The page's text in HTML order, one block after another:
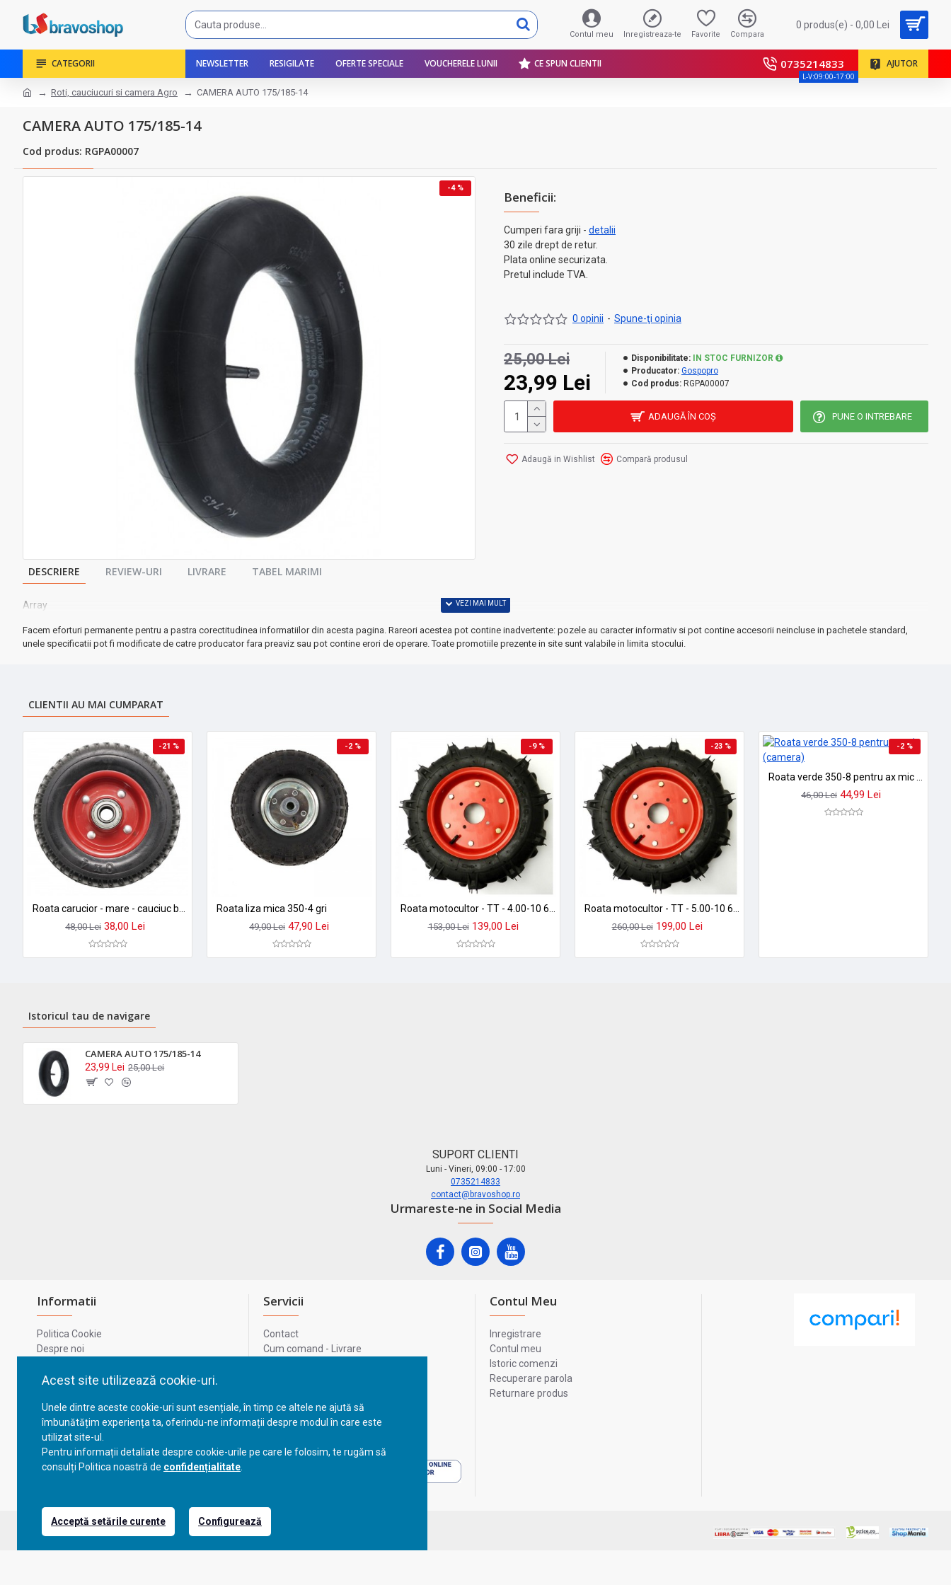
Acest site utilizează cookie-uri.
Unele dintre aceste cookie-uri sunt esențiale, în timp ce altele ne ajută să
îmbunătățim experiența ta, oferindu-ne informații despre modul în care este
utilizat site-ul.
Pentru informații detaliate despre cookie-urile pe care le folosim, te rugăm să
consulți Politica noastră de confidențialitate
Acceptă setările curente Configurează
Contul meu Inregistreaza-te Favorite Compara
0 produs(e) - 0,00 Lei
CATEGORII NEWSLETTER RESIGILATE OFERTE SPECIALE VOUCHERELE LUNII CE SPUN CLIENTII 0735214833
L-V:09:00-17:00
AJUTOR
Roti, cauciucuri si camera Agro CAMERA AUTO 175/185-14
CAMERA AUTO 175/185-14
Cod produs: RGPA00007
-4 %
Beneficii:
Cumperi fara griji - detalii
30 zile drept de retur.
Plata online securizata.
Pretul include TVA.
0 opinii - Spune-ţi opinia
25,00 Lei
23,99 Lei
Disponibilitate:
IN STOC FURNIZOR
Producator: Gospopro
Cod produs: RGPA00007
ADAUGĂ ÎN COŞ PUNE O INTREBARE
Adaugă in Wishlist Compară produsul
DESCRIERE REVIEW-URI LIVRARE TABEL MARIMI
Array
Facem eforturi permanente pentru a pastra corectitudinea informatiilor din acesta pagina. Rareori acestea pot contine inadvertente: pozele au caracter informativ si pot contine accesorii neincluse in pachetele standard,
unele specificatii pot fi modificate de catre producator fara preaviz sau pot contine erori de operare. Toate promotiile prezente in site sunt valabile in limita stocului.
CLIENTII AU MAI CUMPARAT
-21 %
Roata carucior - mare - cauciuc brut striat - rulment - 250-4 (8)
48,00 Lei 38,00 Lei
-2 %
Roata liza mica 350-4 gri
49,00 Lei 47,90 Lei
-9 %
Roata motocultor - TT - 4.00-10 6PR
153,00 Lei 139,00 Lei
-23 %
Roata motocultor - TT - 5.00-10 6PR
260,00 Lei 199,00 Lei
-2 %
Roata verde 350-8 pentru ax mic (camera)
46,00 Lei 44,99 Lei
Istoricul tau de navigare
CAMERA AUTO 175/185-14
23,99 Lei 25,00 Lei
SUPORT CLIENTI
Luni - Vineri, 09:00 - 17:00
0735214833
contact@bravoshop.ro
Urmareste-ne in Social Media
Informatii
Politica Cookie
Despre noi
Confidentialitate
GDPR - Datele tale
Servicii
Contact
Cum comand - Livrare
ANPC
ANPC - SAL
Cum comand - Livrare
Contul Meu
Inregistrare
Contul meu
Istoric comenzi
Recuperare parola
Returnare produs
Copyright © 2023, BravoShop, toate drepturile rezervate!